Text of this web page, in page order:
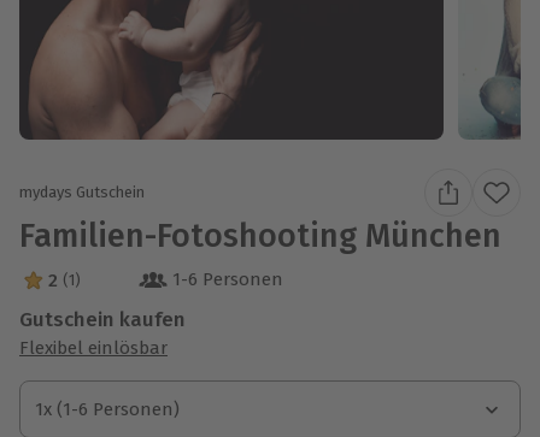
mydays Gutschein
Familien-Fotoshooting München
2 Sterne von 5 aus 1 Bewertungen
2 (1) 1-6 Personen
Gutschein kaufen
Flexibel einlösbar
1x (1-6 Personen)
1x (1-6 Personen)
1x (1-6 Personen)